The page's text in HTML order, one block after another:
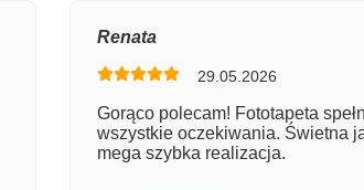
Numer zamówienia
Renata
29.05.2026
Gorąco polecam! Fototapeta
wszystkie oczekiwania. Świetna
mega szybka realizacja.